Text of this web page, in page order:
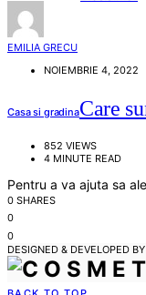
EMILIA GRECU
NOIEMBRIE 4, 2022
Casa si gradinaCare
852 VIEWS
4 MINUTE READ
Pentru a va ajuta sa
0 SHARES
0
0
DESIGNED & DEVELOPED BY